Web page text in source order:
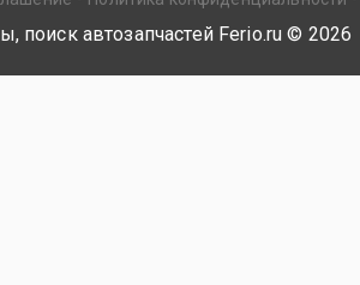
поиск автозапчастей Ferio.ru © 2026